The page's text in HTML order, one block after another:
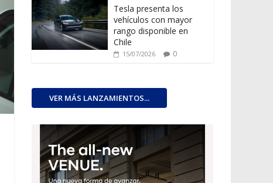
Tesla presenta los
vehículos con mayor
rango disponible en
Chile
15/07/2026 0
VER MÁS LANZAMIENTOS...